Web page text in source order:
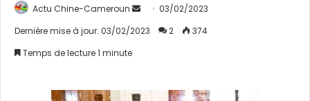
Actu Chine-Cameroun
n
e
03/02/2023
Dernière mise à jour: 03/02/2023
2
374
Temps de lecture 1 minute